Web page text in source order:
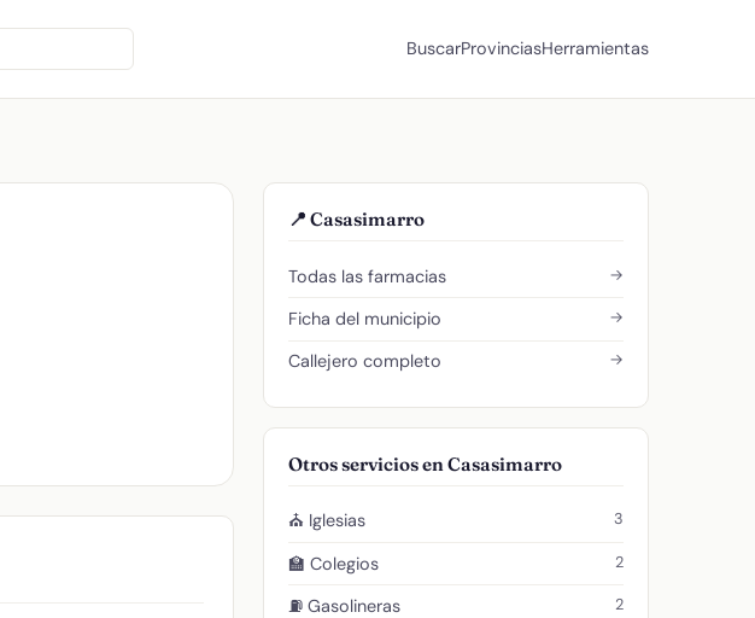
BuscarProvinciasHerramientas
📍 Casasimarro
Todas las farmacias →
Ficha del municipio →
Callejero completo →
Otros servicios en Casasimarro
⛪ Iglesias 3
🏫 Colegios 2
⛽ Gasolineras 2